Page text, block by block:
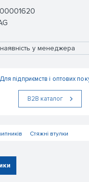
наявність у менеджера
Для підприємств і оптових
В2В каталог
Стяжні втулки